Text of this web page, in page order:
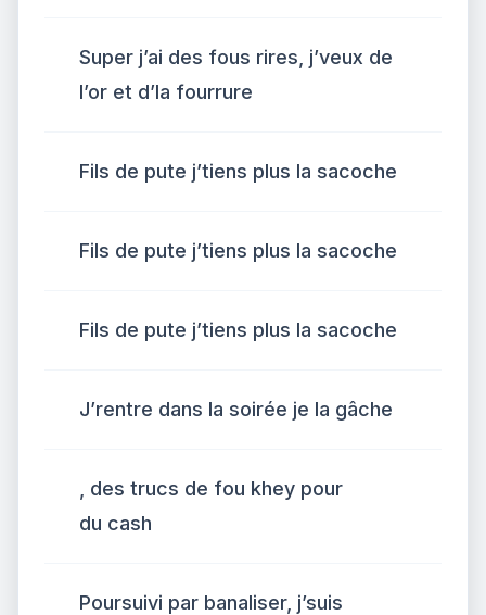
Super j’ai des fous rires, j’veux de
l’or et d’la fourrure
Fils de pute j’tiens plus la sacoche
Fils de pute j’tiens plus la sacoche
Fils de pute j’tiens plus la sacoche
J’rentre dans la soirée je la gâche
, des trucs de fou khey pour
du cash
Poursuivi par banaliser, j’suis